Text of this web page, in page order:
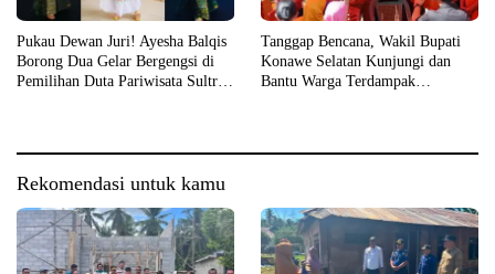
Pukau Dewan Juri! Ayesha Balqis
Borong Dua Gelar Bergengsi di
Pemilihan Duta Pariwisata Sultra
Tanggap Bencana, Wakil Bupati
Konawe Selatan Kunjungi dan
Bantu Warga Terdampak
Rekomendasi untuk kamu